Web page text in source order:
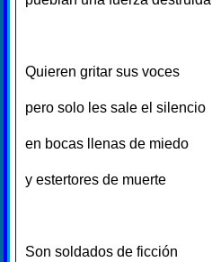
Quieren gritar sus voces
pero solo les sale el silencio
en bocas llenas de miedo
y estertores de muerte
Son soldados de ficción